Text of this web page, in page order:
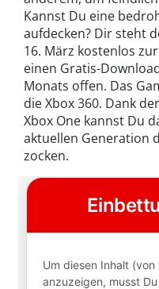
Kannst Du eine
aufdecken? Dir steht
16. März kostenlos
einen Gratis-
Monats offen. Das
die Xbox 360. Dank
Xbox One kannst Du
aktuellen Generation
zocken.